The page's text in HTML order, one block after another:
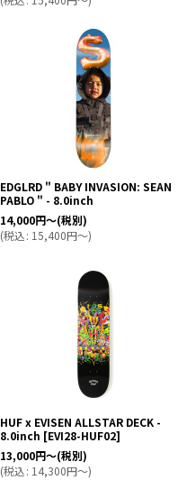
EDGLRD " BABY INVASION: SEAN
PABLO " - 8.0inch
14,000円～(税別)
(税込: 15,400円～)
HUF x EVISEN ALLSTAR DECK -
8.0inch [EVI28-HUF02]
13,000円～(税別)
(税込: 14,300円～)